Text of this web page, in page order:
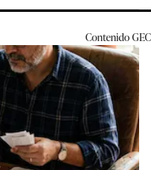
ContenidoGEC